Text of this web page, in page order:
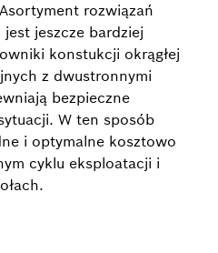
rozwiązań
jeszcze bardziej
konstukcji okrągłej
z dwustronnymi
bezpieczne
W ten sposób
i optymalne kosztowo
cyklu eksploatacji i